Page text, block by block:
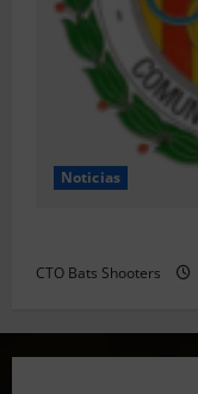
Noticias
CTO Bats Shooters